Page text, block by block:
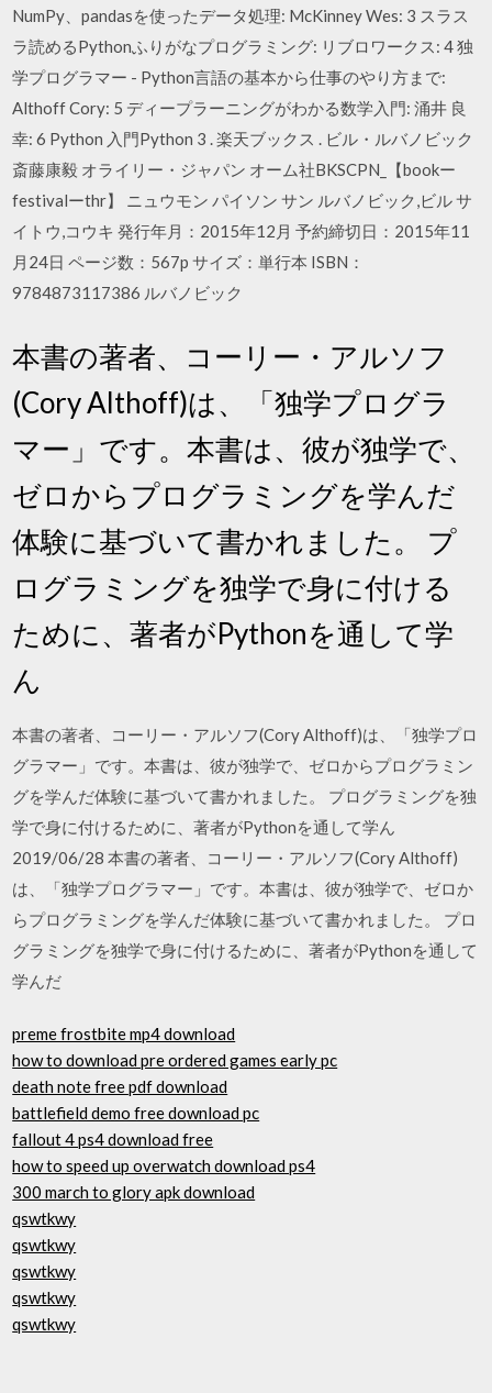
NumPy、pandasを使ったデータ処理: McKinney Wes: 3 スラス
ラ読めるPythonふりがなプログラミング: リブロワークス: 4 独
学プログラマー - Python言語の基本から仕事のやり方まで:
Althoff Cory: 5 ディープラーニングがわかる数学入門: 涌井 良
幸: 6 Python 入門Python 3 . 楽天ブックス . ビル・ルバノビック
斎藤康毅 オライリー・ジャパン オーム社BKSCPN_【bookー
festivalーthr】 ニュウモン パイソン サン ルバノビック,ビル サ
イトウ,コウキ 発行年月：2015年12月 予約締切日：2015年11
月24日 ページ数：567p サイズ：単行本 ISBN：
9784873117386 ルバノビック
本書の著者、コーリー・アルソフ
(Cory Althoff)は、「独学プログラ
マー」です。本書は、彼が独学で、
ゼロからプログラミングを学んだ
体験に基づいて書かれました。 プ
ログラミングを独学で身に付ける
ために、著者がPythonを通して学
ん
本書の著者、コーリー・アルソフ(Cory Althoff)は、「独学プロ
グラマー」です。本書は、彼が独学で、ゼロからプログラミン
グを学んだ体験に基づいて書かれました。 プログラミングを独
学で身に付けるために、著者がPythonを通して学ん
2019/06/28 本書の著者、コーリー・アルソフ(Cory Althoff)
は、「独学プログラマー」です。本書は、彼が独学で、ゼロか
らプログラミングを学んだ体験に基づいて書かれました。 プロ
グラミングを独学で身に付けるために、著者がPythonを通して
学んだ
preme frostbite mp4 download
how to download pre ordered games early pc
death note free pdf download
battlefield demo free download pc
fallout 4 ps4 download free
how to speed up overwatch download ps4
300 march to glory apk download
qswtkwy
qswtkwy
qswtkwy
qswtkwy
qswtkwy